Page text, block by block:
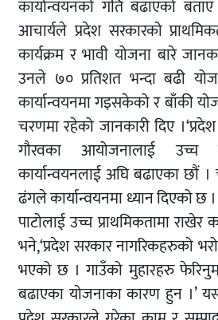
कार्यान्वयनको गति बढाएको
आचार्यले प्रदेश सरकारको
कार्यक्रम र भावी योजना बारे
उनले ७० प्रतिशत भन्दा बढी
कार्यान्वयनमा गइसकेको र बाँकी
चरणमा रहेको जानकारी दिए
गौरवका आयोजनालाई उच्च
कार्यान्वयनलाई अघि बढाएका छौं
ढंगले कार्यान्वयनमा ध्यान दिएको
पाटोलाई उच्च प्राथमिकतामा
भने,‘प्रदेश सरकार नागरिकहरुको
भएको छ । गाउँको मुहारहरु
बढाएका योजनाका कारण हुन ।’